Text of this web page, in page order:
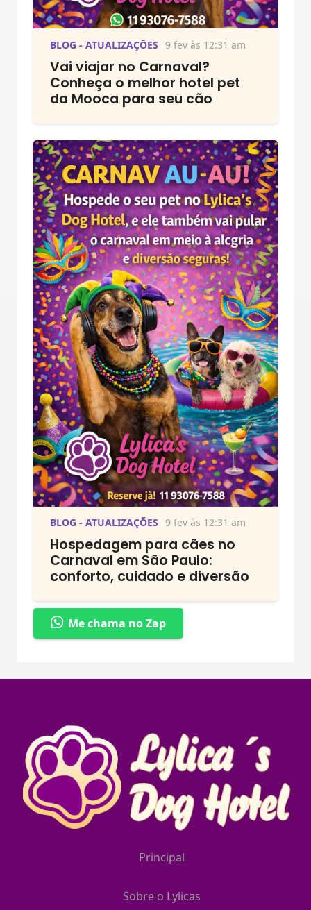
BLOG - ATUALIZAÇÕES 9 fev às 12:31 am
Vai viajar no Carnaval?
Conheça o melhor hotel pet
da Mooca para seu cão
BLOG - ATUALIZAÇÕES 9 fev às 12:31 am
Hospedagem para cães no
Carnaval em São Paulo:
conforto, cuidado e diversão
Me chama no Zap
Principal
Sobre o Lylicas